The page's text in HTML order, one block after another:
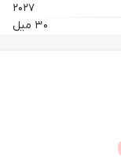
به همین دلیل
زیادی دارد. دور
کمک کند. علاوه بر
پوست این ناحیه
محسوب می‌شود.
کره‌ای شناخته
۲۰۲۷
۳۰ میل